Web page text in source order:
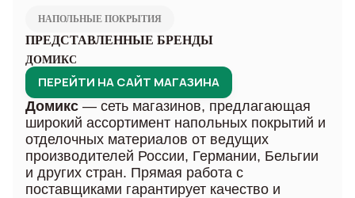
НАПОЛЬНЫЕ ПОКРЫТИЯ
ПРЕДСТАВЛЕННЫЕ БРЕНДЫ
ДОМИКС
ПЕРЕЙТИ НА САЙТ МАГАЗИНА
Домикс — сеть магазинов, предлагающая
широкий ассортимент напольных покрытий и
отделочных материалов от ведущих
производителей России, Германии, Бельгии
и других стран. Прямая работа с
поставщиками гарантирует качество и